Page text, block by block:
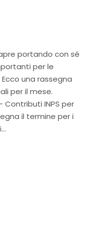
portando con sé
per le
una rassegna
per il mese.
Contributi INPS per
il termine per i